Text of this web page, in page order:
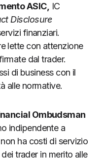
ASIC, IC
Disclosure
finanziari.
lette con attenzione
dal trader.
di business con il
alle normative.
Ombudsman
indipendente a
ha costi di servizio
trader in merito alle